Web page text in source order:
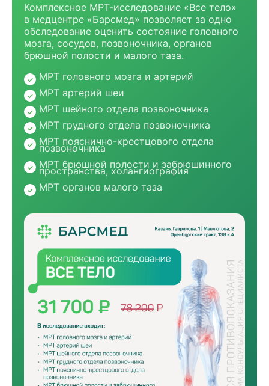
Комплексное МРТ-исследование «Все тело»
в медцентре «Барсмед» позволяет за одно
обследование оценить состояние головного
мозга, сосудов, позвоночника, органов
брюшной полости и малого таза.
МРТ головного мозга и артерий
МРТ артерий шеи
МРТ шейного отдела позвоночника
МРТ грудного отдела позвоночника
МРТ пояснично-крестцового отдела
позвоночника
МРТ брюшной полости и забрюшинного
пространства, холангиография
МРТ органов малого таза